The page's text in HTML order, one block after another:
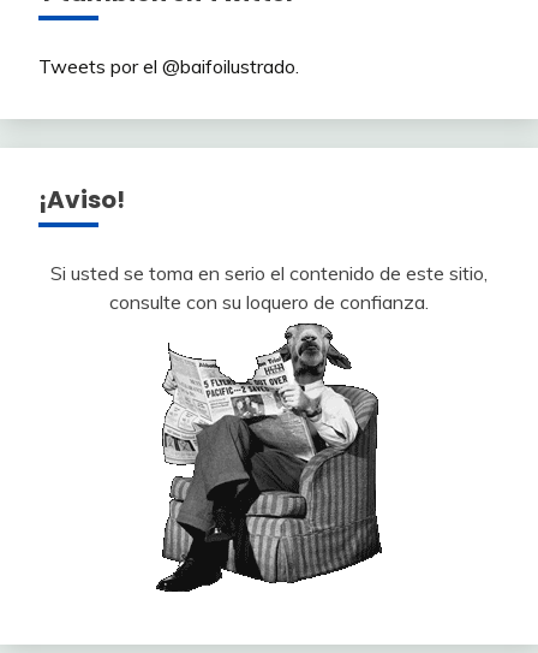
Tweets por el @baifoilustrado.
¡Aviso!
Si usted se toma en serio el contenido de este sitio,
consulte con su loquero de confianza.